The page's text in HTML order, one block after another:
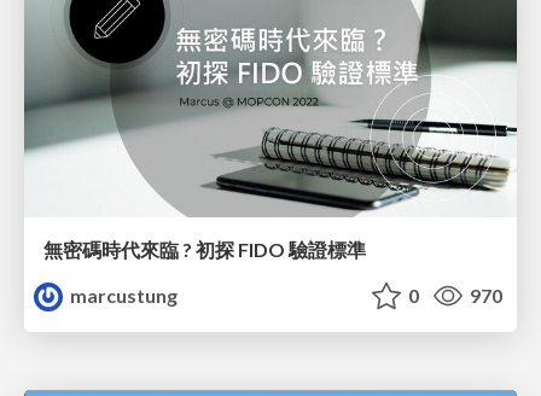
無密碼時代來臨 ? 初探 FIDO 驗證標準
marcustung
0 970